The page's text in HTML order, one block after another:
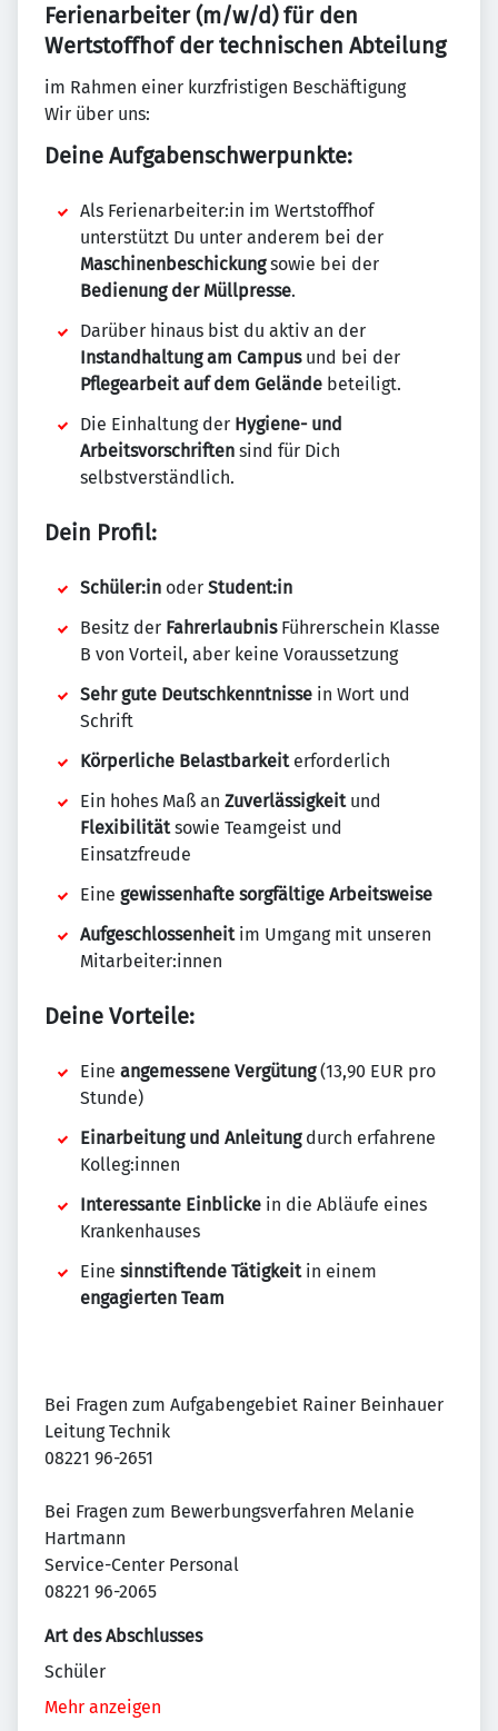
Ferienarbeiter (m/w/d) für den
Wertstoffhof der technischen Abteilung
im Rahmen einer kurzfristigen Beschäftigung
Wir über uns:
Deine Aufgabenschwerpunkte:
Als Ferienarbeiter:in im Wertstoffhof
unterstützt Du unter anderem bei der
Maschinenbeschickungsowie bei der
Bedienung der Müllpresse.
Darüber hinaus bist du aktiv an der
Instandhaltung am Campusund bei der
Pflegearbeit auf dem Gelände beteiligt.
Die Einhaltung der Hygiene- und
Arbeitsvorschriften sind für Dich
selbstverständlich.
Dein Profil:
Schüler:in oder Student:in
Besitz der Fahrerlaubnis Führerschein Klasse
B von Vorteil, aber keine Voraussetzung
Sehr gute Deutschkenntnisse in Wort und
Schrift
Körperliche Belastbarkeiterforderlich
Ein hohes Maß an Zuverlässigkeit und
Flexibilitätsowie Teamgeist und
Einsatzfreude
Eine gewissenhafte sorgfältige Arbeitsweise
Aufgeschlossenheitim Umgang mit unseren
Mitarbeiter:innen
Deine Vorteile:
Eine angemessene Vergütung(13,90 EUR pro
Stunde)
Einarbeitung und Anleitungdurch erfahrene
Kolleg:innen
Interessante Einblicke in die Abläufe eines
Krankenhauses
Eine sinnstiftende Tätigkeitin einem
engagierten Team
Bei Fragen zum Aufgabengebiet Rainer Beinhauer
Leitung Technik
08221 96-2651
Bei Fragen zum Bewerbungsverfahren Melanie
Hartmann
Service-Center Personal
08221 96-2065
Art des Abschlusses
Schüler
Mehr anzeigen